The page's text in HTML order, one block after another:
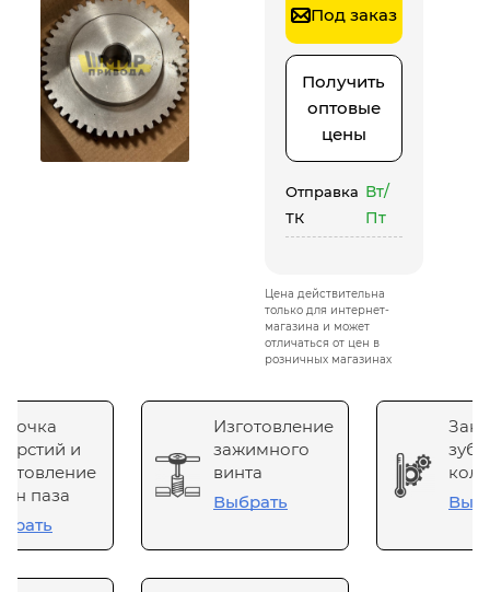
Под заказ
Получить
оптовые
цены
Отправка
ТК
Вт/
Пт
Цена действительна
только для интернет-
магазина и может
отличаться от цен в
розничных магазинах
и
паза
Изготовление
зажимного
винта
Выбрать